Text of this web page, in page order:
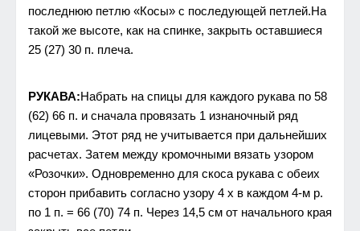
последнюю петлю «Косы» с последующей петлей.На
такой же высоте, как на спинке, закрыть оставшиеся
25 (27) 30 п. плеча.
РУКАВА:Набрать на спицы для каждого рукава по 58
(62) 66 п. и сначала провязать 1 изнаночный ряд
лицевыми. Этот ряд не учитывается при дальнейших
расчетах. Затем между кромочными вязать узором
«Розочки». Одновременно для скоса рукава с обеих
сторон прибавить согласно узору 4 х в каждом 4-м р.
по 1 п. = 66 (70) 74 п. Через 14,5 см от начального края